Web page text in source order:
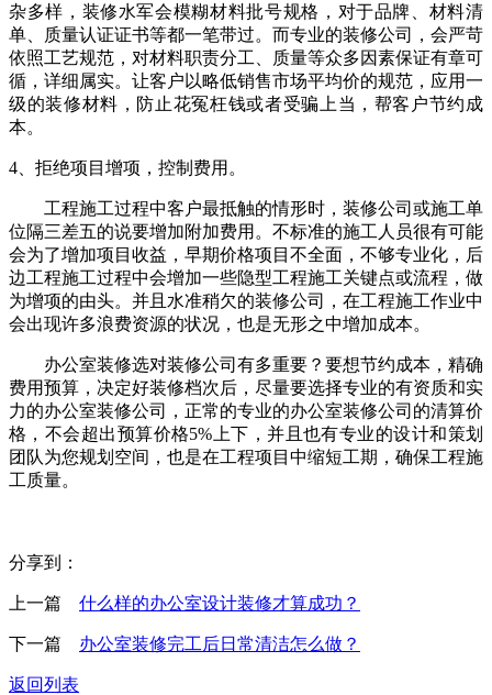
杂多样，装修水军会模糊材料批号规格，对于品牌、材料清
单、质量认证证书等都一笔带过。而专业的装修公司，会严苛
依照工艺规范，对材料职责分工、质量等众多因素保证有章可
循，详细属实。让客户以略低销售市场平均价的规范，应用一
级的装修材料，防止花冤枉钱或者受骗上当，帮客户节约成
本。
4、拒绝项目增项，控制费用。
工程施工过程中客户最抵触的情形时，装修公司或施工单
位隔三差五的说要增加附加费用。不标准的施工人员很有可能
会为了增加项目收益，早期价格项目不全面，不够专业化，后
边工程施工过程中会增加一些隐型工程施工关键点或流程，做
为增项的由头。并且水准稍欠的装修公司，在工程施工作业中
会出现许多浪费资源的状况，也是无形之中增加成本。
办公室装修选对装修公司有多重要？要想节约成本，精确
费用预算，决定好装修档次后，尽量要选择专业的有资质和实
力的办公室装修公司，正常的专业的办公室装修公司的清算价
格，不会超出预算价格5%上下，并且也有专业的设计和策划
团队为您规划空间，也是在工程项目中缩短工期，确保工程施
工质量。
分享到：
上一篇 什么样的办公室设计装修才算成功？
下一篇 办公室装修完工后日常清洁怎么做？
返回列表